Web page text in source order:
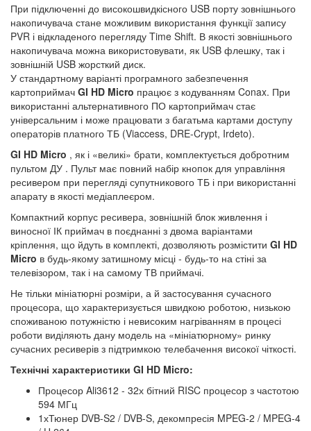
При підключенні до високошвидкісного USB порту зовнішнього
накопичувача стане можливим використання функції запису
PVR і відкладеного перегляду Time Shift. В якості зовнішнього
накопичувача можна використовувати, як USB флешку, так і
зовнішній USB жорсткий диск.
У стандартному варіанті програмного забезпечення
картоприймач GI HD Micro працює з кодуванням Conax. При
використанні альтернативного ПО картоприймач стає
універсальним і може працювати з багатьма картами доступу
операторів платного ТБ (Viaccess, DRE-Crypt, Irdeto).
GI HD Micro , як і «великі» брати, комплектується добротним
пультом ДУ . Пульт має повний набір кнопок для управління
ресивером при перегляді супутникового ТБ і при використанні
апарату в якості медіаплеєром.
Компактний корпус ресивера, зовнішній блок живлення і
виносної ІК приймач в поєднанні з двома варіантами
кріплення, що йдуть в комплекті, дозволяють розмістити GI HD
Micro в будь-якому затишному місці - будь-то на стіні за
телевізором, так і на самому ТВ приймачі.
Не тільки мініатюрні розміри, а й застосування сучасного
процесора, що характеризується швидкою роботою, низькою
споживаною потужністю і невисоким нагріванням в процесі
роботи виділяють дану модель на «мініатюрному» ринку
сучасних ресиверів з підтримкою телебачення високої чіткості.
Технічні характеристики GI HD Micro:
Процесор Ali3612 - 32х бітний RISC процесор з частотою
594 МГц
1хТюнер DVB-S2 / DVB-S, декомпресія MPEG-2 / MPEG-4